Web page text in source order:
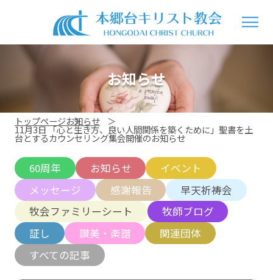
お知らせ
トップページお知らせ
11月3日 「心と生き方、良い人間関係を築くために」聖書を土
台とするカウンセリング集会開催のお知らせ
60周年 お知らせ
イベント
メッセージ
感謝報告
早天祈祷会
牧会ファミリーシート
牧師ブログ
証し
讃美・楽譜
関連団体
すべての記事